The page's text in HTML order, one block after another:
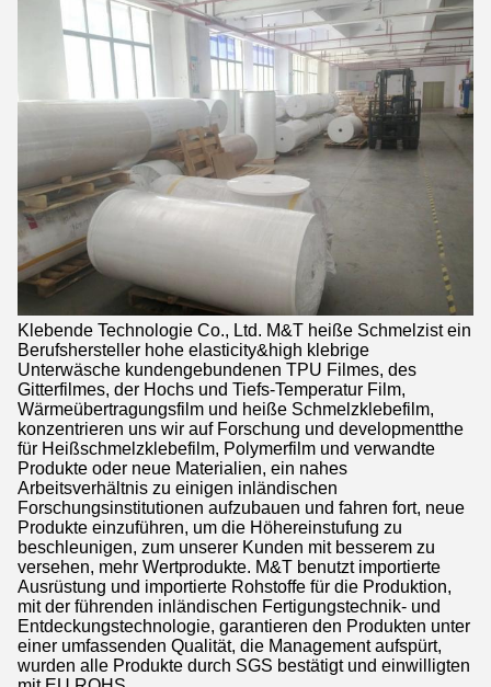
Klebende Technologie Co., Ltd. M&T heiße Schmelzist ein
Berufshersteller hohe elasticity&high klebrige
Unterwäsche kundengebundenen TPU Filmes, des
Gitterfilmes, der Hochs und Tiefs-Temperatur Film,
Wärmeübertragungsfilm und heiße Schmelzklebefilm,
konzentrieren uns wir auf Forschung und developmentthe
für Heißschmelzklebefilm, Polymerfilm und verwandte
Produkte oder neue Materialien, ein nahes
Arbeitsverhältnis zu einigen inländischen
Forschungsinstitutionen aufzubauen und fahren fort, neue
Produkte einzuführen, um die Höhereinstufung zu
beschleunigen, zum unserer Kunden mit besserem zu
versehen, mehr Wertprodukte. M&T benutzt importierte
Ausrüstung und importierte Rohstoffe für die Produktion,
mit der führenden inländischen Fertigungstechnik- und
Entdeckungstechnologie, garantieren den Produkten unter
einer umfassenden Qualität, die Management aufspürt,
wurden alle Produkte durch SGS bestätigt und einwilligten